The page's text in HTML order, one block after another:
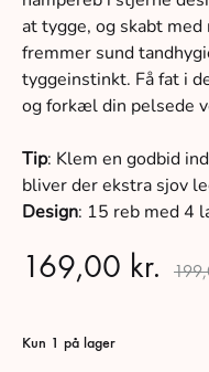
at tygge, og skabt
fremmer sund
tyggeinstinkt. Få fat i
og forkæl din pelsede
Tip: Klem en godbid
bliver der ekstra sjov
Design: 15 reb med 4
169,00 kr.
Kun 1 på lager